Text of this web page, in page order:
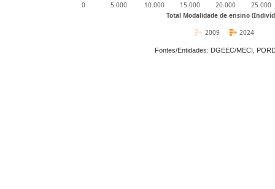
Total Modalidade de ensino
0 5.000 10.000 15.000 20.000 25.000
2024
2009
Fontes/Entidades: DGEEC/MECI,